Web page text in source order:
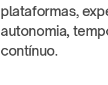
plataformas,
autonomia,
contínuo.